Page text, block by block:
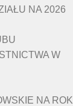
NA 2026
W
NA ROK